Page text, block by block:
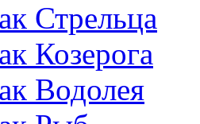
Стрельца
Козерога
Водолея